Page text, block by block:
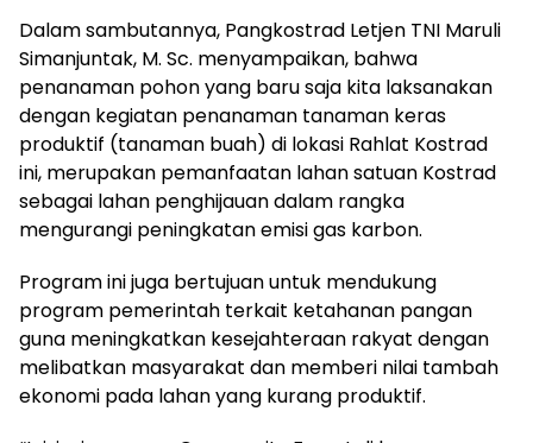
Dalam sambutannya, Pangkostrad Letjen TNI Maruli
Simanjuntak, M. Sc. menyampaikan, bahwa
penanaman pohon yang baru saja kita laksanakan
dengan kegiatan penanaman tanaman keras
produktif (tanaman buah) di lokasi Rahlat Kostrad
ini, merupakan pemanfaatan lahan satuan Kostrad
sebagai lahan penghijauan dalam rangka
mengurangi peningkatan emisi gas karbon.
Program ini juga bertujuan untuk mendukung
program pemerintah terkait ketahanan pangan
guna meningkatkan kesejahteraan rakyat dengan
melibatkan masyarakat dan memberi nilai tambah
ekonomi pada lahan yang kurang produktif.